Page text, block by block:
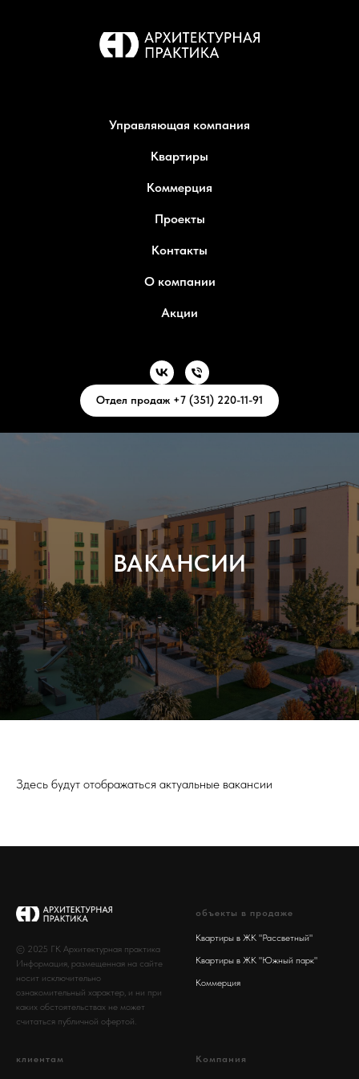
Управляющая компания
Квартиры
Коммерция
Проекты
Контакты
О компании
Акции
Отдел продаж +7 (351) 220-11-91
ВАКАНСИИ
Здесь будут отображаться актуальные вакансии
© 2025 ГК Архитектурная практика
Информация, размещенная на сайте
носит исключительно
ознакомительный характер, и ни при
каких обстоятельствах не может
считаться публичной офертой.
объекты в продаже
Квартиры в ЖК "Рассветный"
Квартиры в ЖК "Южный парк"
Коммерция
клиентам Компания